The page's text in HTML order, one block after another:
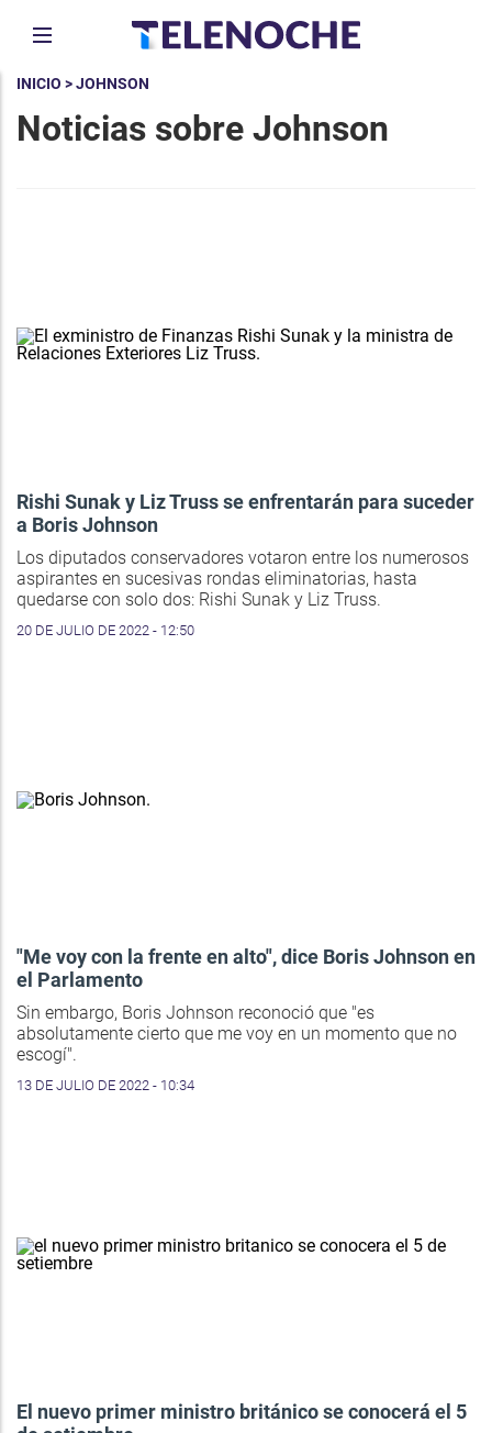
INICIO > JOHNSON
Noticias sobre Johnson
Rishi Sunak y Liz Truss se enfrentarán para suceder
a Boris Johnson
Los diputados conservadores votaron entre los numerosos
aspirantes en sucesivas rondas eliminatorias, hasta
quedarse con solo dos: Rishi Sunak y Liz Truss.
20 DE JULIO DE 2022 - 12:50
"Me voy con la frente en alto", dice Boris Johnson en
el Parlamento
Sin embargo, Boris Johnson reconoció que "es
absolutamente cierto que me voy en un momento que no
escogí".
13 DE JULIO DE 2022 - 10:34
El nuevo primer ministro británico se conocerá el 5